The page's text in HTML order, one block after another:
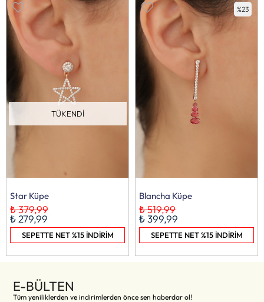
TÜKENDI
Star Küpe
₺ 279,99
₺ 379,99
SEPETTE NET %15 İNDİRİM
Blancha Küpe
₺ 399,99
₺ 519,99
SEPETTE NET %15 İNDİRİM
%23
E-BÜLTEN
Tüm yeniliklerden ve indirimlerden önce sen haberdar ol!